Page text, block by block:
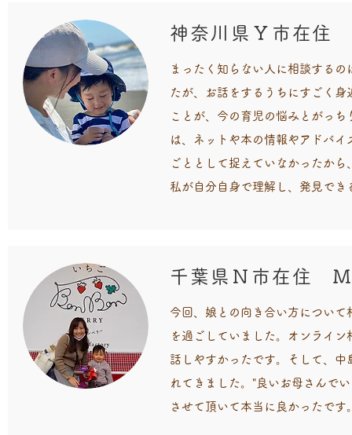
神奈川県Ｙ市在住
まったく知らない人に相談する
たが、お話をするうちにすごく
ことが、今の育児の悩みとがっ
は、ネットや本の情報やアドバ
ごととして捉えていなかったか
私が自分自身で理解し、発見で
千葉県Ｎ市在住
今回、娘との向き合い方につい
を過ごしていました。オンライ
話しやすかったです。そして、
れてきました。"良いお母さんで
させて頂いて本当に良かったで